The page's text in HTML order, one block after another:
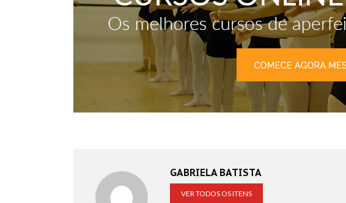
GABRIELA BATISTA
VER TODOS OS ITENS